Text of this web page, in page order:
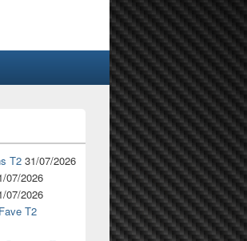
T2 31/07/2026
07/2026
07/2026
T2